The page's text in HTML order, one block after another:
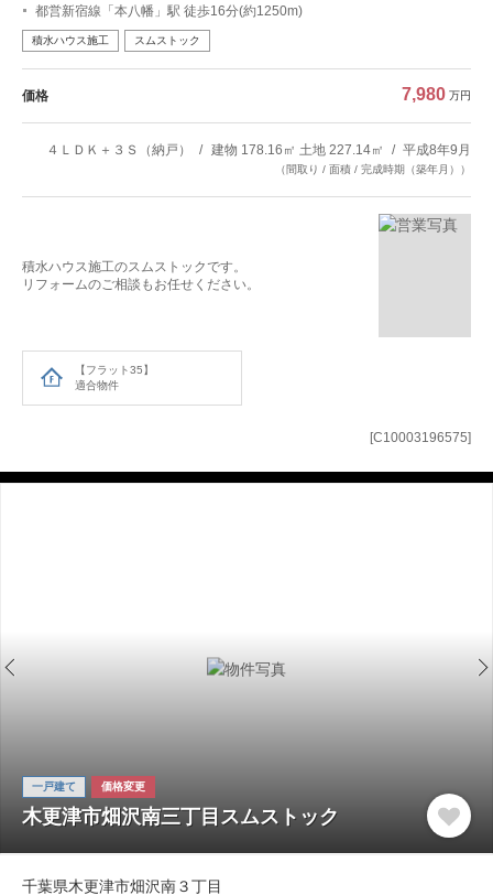
【フラット35】
適合物件
[C10003196575]
都営新宿線「本八幡」駅 徒歩16分(約1250m)
積水ハウス施工 スムストック
価格 7,980 万円
４ＬＤＫ＋３Ｓ（納戸） 建物 178.16㎡ 土地 227.14㎡ 平成8年9月
（間取り / 面積 / 完成時期（築年月））
積水ハウス施工のスムストックです。
リフォームのご相談もお任せください。
一戸建て 価格変更
木更津市畑沢南三丁目スムストック
千葉県木更津市畑沢南３丁目